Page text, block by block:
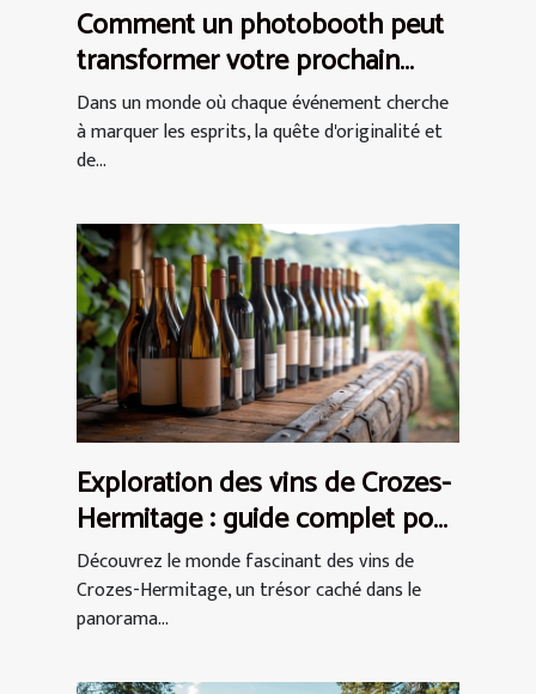
Comment un photobooth peut
transformer votre prochain
événement en expérience
inoubliable
Dans un monde où chaque événement cherche
à marquer les esprits, la quête d'originalité et
de...
Exploration des vins de Crozes-
Hermitage : guide complet pour
débutants
Découvrez le monde fascinant des vins de
Crozes-Hermitage, un trésor caché dans le
panorama...